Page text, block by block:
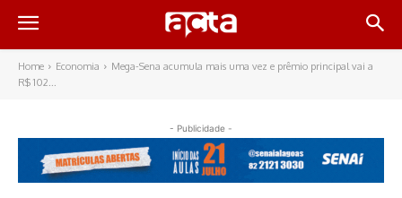
Home Economia
Mega-Sena acumula mais uma vez e prêmio principal vai a
R$ 102...
- Publicidade -